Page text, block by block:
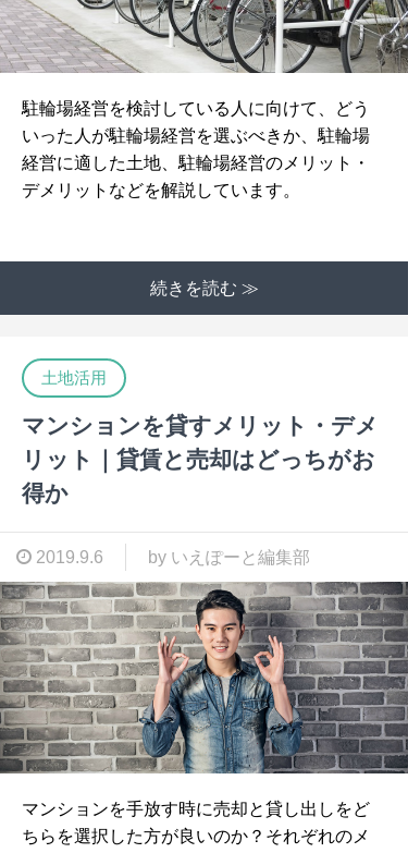
駐輪場経営を検討している人に向けて、どう
いった人が駐輪場経営を選ぶべきか、駐輪場
経営に適した土地、駐輪場経営のメリット・
デメリットなどを解説しています。
続きを読む ≫
土地活用
マンションを貸すメリット・デメ
リット｜貸賃と売却はどっちがお
得か
2019.9.6 by いえぽーと編集部
マンションを手放す時に売却と貸し出しをど
ちらを選択した方が良いのか？それぞれのメ